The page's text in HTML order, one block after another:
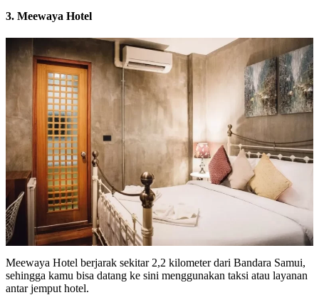
3. Meewaya Hotel
Meewaya Hotel berjarak sekitar 2,2 kilometer dari Bandara Samui,
sehingga kamu bisa datang ke sini menggunakan taksi atau layanan
antar jemput hotel.